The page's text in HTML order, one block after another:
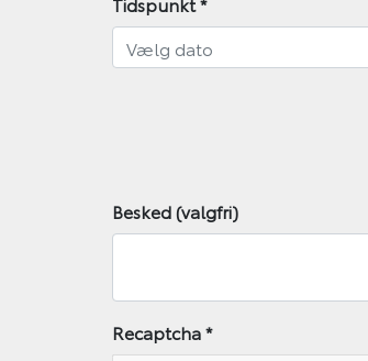
Besked (valgfri)
Recaptcha*